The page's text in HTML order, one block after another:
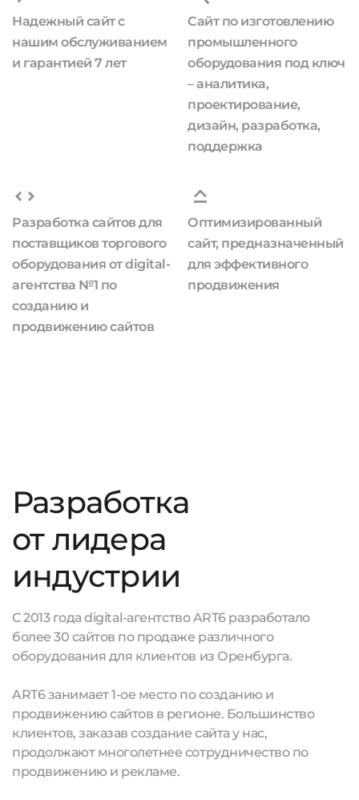
Надежный сайт с
нашим обслуживанием
и гарантией 7 лет
Сайт по изготовлению
промышленного
оборудования под ключ
– аналитика,
проектирование,
дизайн, разработка,
поддержка
Разработка сайтов для
поставщиков торгового
оборудования от digital-
агентства №1 по
созданию и
продвижению сайтов
Оптимизированный
сайт, предназначенный
для эффективного
продвижения
Разработка
от лидера
индустрии
С 2013 года digital-агентство ART6 разработало
более 30 сайтов по продаже различного
оборудования для клиентов из Оренбурга.
ART6 занимает 1-ое место по созданию и
продвижению сайтов в регионе. Большинство
клиентов, заказав создание сайта у нас,
продолжают многолетнее сотрудничество по
продвижению и рекламе.